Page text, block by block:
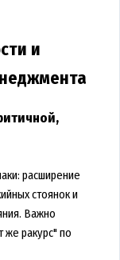
и
расширение
стоянок и
Важно
же ракурс" по